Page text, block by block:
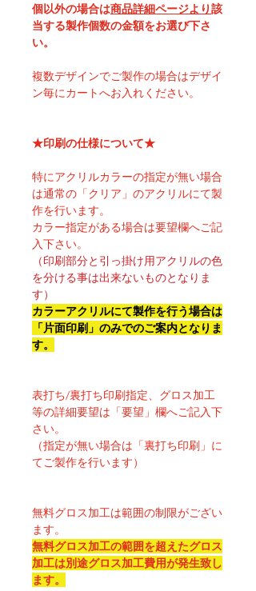
個以外の場合は商品詳細ページより該
当する製作個数の金額をお選び下さ
い。
複数デザインでご製作の場合はデザイ
ン毎にカートへお入れください。
★印刷の仕様について★
特にアクリルカラーの指定が無い場合
は通常の「クリア」のアクリルにて製
作を行います。
カラー指定がある場合は要望欄へご記
入下さい。
（印刷部分と引っ掛け用アクリルの色
を分ける事は出来ないものとなりま
す）
カラーアクリルにて製作を行う場合は
「片面印刷」のみでのご案内となりま
す。
表打ち/裏打ち印刷指定、グロス加工
等の詳細要望は「要望」欄へご記入下
さい。
（指定が無い場合は「裏打ち印刷」に
てご製作を行います）
無料グロス加工は範囲の制限がござい
ます。
無料グロス加工の範囲を超えたグロス
加工は別途グロス加工費用が発生致し
ます。